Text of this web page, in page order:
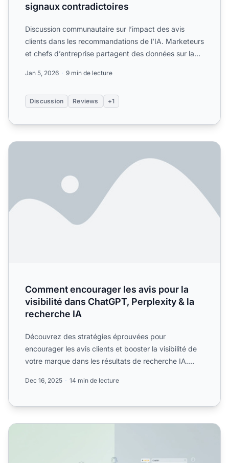
signaux contradictoires
Discussion communautaire sur l’impact des avis
clients dans les recommandations de l’IA. Marketeurs
et chefs d’entreprise partagent des données sur la
Jan 5, 2026 9 min de lecture
Discussion Reviews +1
Comment encourager les avis pour la visibilité dans
Comment encourager les avis pour la
visibilité dans ChatGPT, Perplexity & la
recherche IA
Découvrez des stratégies éprouvées pour
encourager les avis clients et booster la visibilité de
votre marque dans les résultats de recherche IA.
Dec 16, 2025 14 min de lecture
Avis G2 et Visibilité IA : Guide Complet d’Optimisation